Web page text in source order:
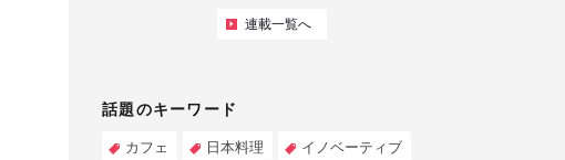
連載一覧へ
話題のキーワード
カフェ 日本料理 イノベーティブ